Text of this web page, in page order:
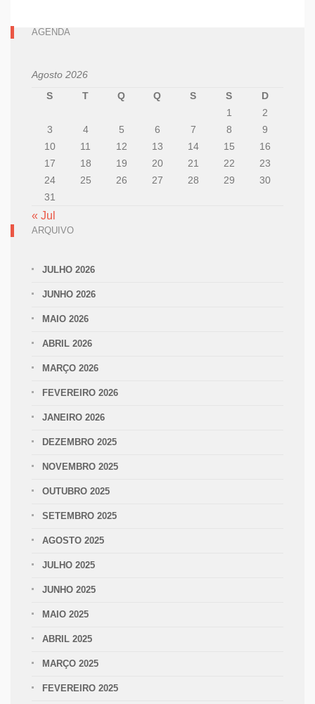
AGENDA
Agosto 2026
S
T Q Q S S
D
1
2
3
4 5 6 7 8
9
10
11 12 13 14 15
16
17
18 19 20 21 22
23
24
25 26 27 28 29
30
31
« Jul
ARQUIVO
JULHO 2026
JUNHO 2026
MAIO 2026
ABRIL 2026
MARÇO 2026
FEVEREIRO 2026
JANEIRO 2026
DEZEMBRO 2025
NOVEMBRO 2025
OUTUBRO 2025
SETEMBRO 2025
AGOSTO 2025
JULHO 2025
JUNHO 2025
MAIO 2025
ABRIL 2025
MARÇO 2025
FEVEREIRO 2025